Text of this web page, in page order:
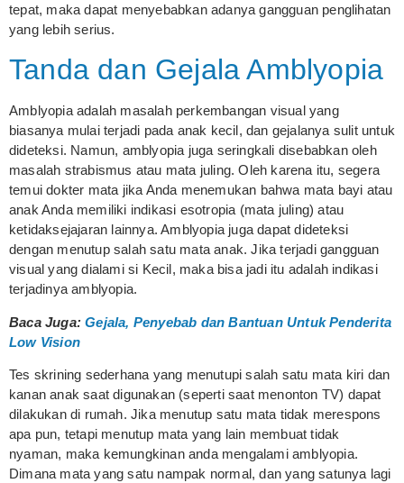
tepat, maka dapat menyebabkan adanya gangguan penglihatan
yang lebih serius.
Tanda dan Gejala Amblyopia
Amblyopia adalah masalah perkembangan visual yang
biasanya mulai terjadi pada anak kecil, dan gejalanya sulit untuk
dideteksi. Namun, amblyopia juga seringkali disebabkan oleh
masalah strabismus atau mata juling. Oleh karena itu, segera
temui dokter mata jika Anda menemukan bahwa mata bayi atau
anak Anda memiliki indikasi esotropia (mata juling) atau
ketidaksejajaran lainnya. Amblyopia juga dapat dideteksi
dengan menutup salah satu mata anak. Jika terjadi gangguan
visual yang dialami si Kecil, maka bisa jadi itu adalah indikasi
terjadinya amblyopia.
Baca Juga:Gejala, Penyebab dan Bantuan Untuk Penderita
Low Vision
Tes skrining sederhana yang menutupi salah satu mata kiri dan
kanan anak saat digunakan (seperti saat menonton TV) dapat
dilakukan di rumah. Jika menutup satu mata tidak merespons
apa pun, tetapi menutup mata yang lain membuat tidak
nyaman, maka kemungkinan anda mengalami amblyopia.
Dimana mata yang satu nampak normal, dan yang satunya lagi